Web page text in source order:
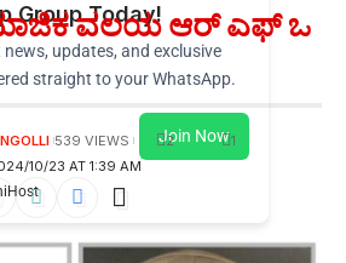
ವಲಯ ಆರ್ ಎಫ್ ಒ
10/23 AT 1:39 AM
539 VIEWS 2 1
Group Today!
updates, and exclusive
straight to your WhatsApp.
Join Now